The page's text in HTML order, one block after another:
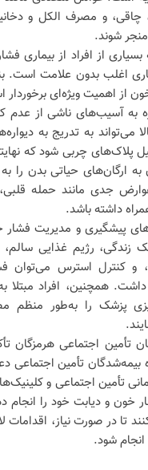
و مصرف الکل و
شوند.
بسیاری از افراد از بیماری
اغلب بدون علامت است.
از اهمیت ویژه‌ای
به آسیب‌های ناشی از عدم
می‌تواند به تدریج به
پلاک‌های چربی شود که
ارگان‌های حیاتی بدن را به
جدی مانند حمله
داشته باشد.
پیشگیری و مدیریت فشار
زندگی، رژیم غذایی سالم،
و کنترل استرس می‌توان
همچنین، افراد مبتلا
پزشک را به‌طور منظم
تأمین اجتماعی هرمزگان
بیمه‌شدگان تأمین اجتماعی
تأمین اجتماعی و
خون و دیابت خود را انجام
در صورت نیاز، اقدامات
شود.